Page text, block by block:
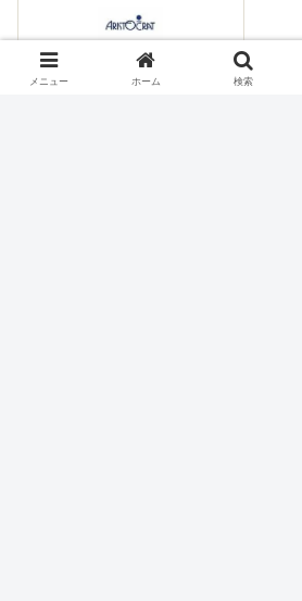
アリストクラート
メニュー ホーム 検索